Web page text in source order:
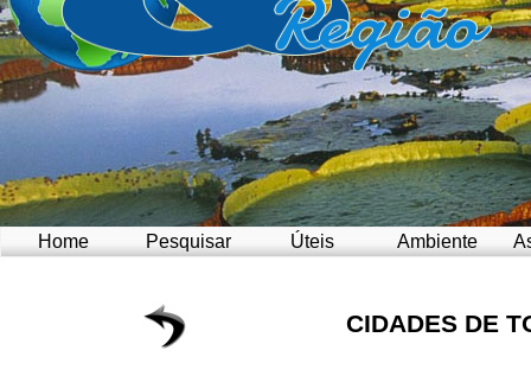
Home Pesquisar Úteis Ambiente
CIDADES DE